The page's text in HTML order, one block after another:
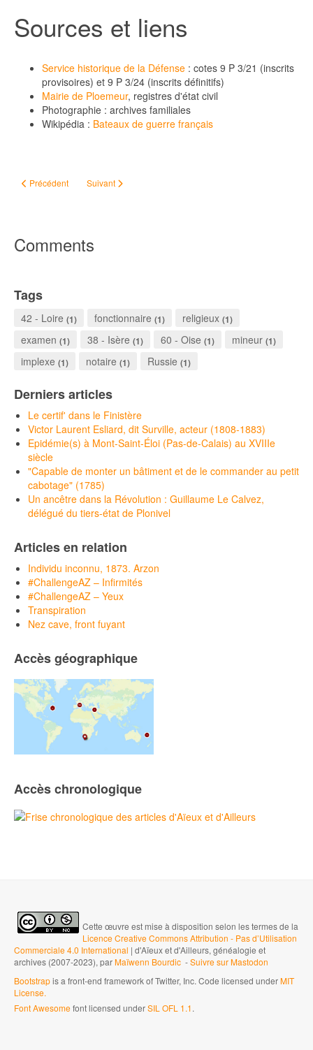
Sources et liens
Service historique de la Défense : cotes 9 P 3/21 (inscrits
provisoires) et 9 P 3/24 (inscrits définitifs)
Mairie de Ploemeur, registres d'état civil
Photographie : archives familiales
Wikipédia : Bateaux de guerre français
Article précédent : CLEMENT Jacques, (1748-1783), marin
Précédent Article suivant : De coïncidences en certitudes
Suivant
Comments
Tags
42 - Loire (1) fonctionnaire (1) religieux (1)
examen (1) 38 - Isère (1) 60 - Oise (1) mineur (1)
implexe (1) notaire (1) Russie (1)
Derniers articles
Le certif' dans le Finistère
Victor Laurent Esliard, dit Surville, acteur (1808-1883)
Epidémie(s) à Mont-Saint-Éloi (Pas-de-Calais) au XVIIIe
siècle
"Capable de monter un bâtiment et de le commander au petit
cabotage" (1785)
Un ancêtre dans la Révolution : Guillaume Le Calvez,
délégué du tiers-état de Plonivel
Articles en relation
Individu inconnu, 1873. Arzon
#ChallengeAZ – Infirmités
#ChallengeAZ – Yeux
Transpiration
Nez cave, front fuyant
Accès géographique
Accès chronologique
Cette œuvre est mise à disposition selon les termes de la
Licence Creative Commons Attribution - Pas d’Utilisation
Commerciale 4.0 International | d'Aïeux et d'Ailleurs, généalogie et
archives (2007-2023), parMaïwenn Bourdic -Suivre sur Mastodon
Bootstrapis a front-end framework of Twitter, Inc. Code licensed underMIT
License.
Font Awesomefont licensed underSIL OFL 1.1.